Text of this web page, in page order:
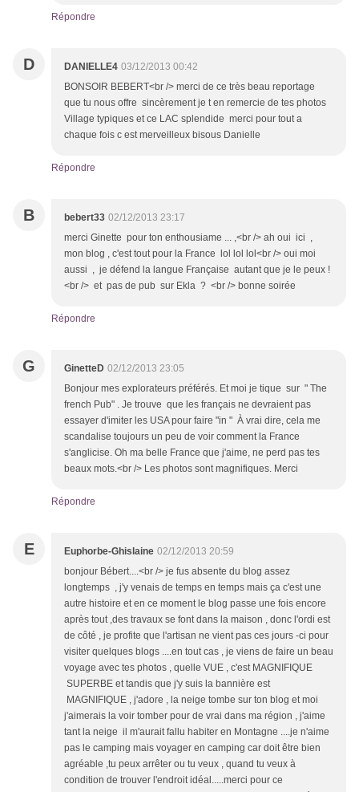
Répondre
D DANIELLE4 03/12/2013 00:42
BONSOIR BEBERT<br /> merci de ce très beau reportage
que tu nous offre sincèrement je t en remercie de tes photos
Village typiques et ce LAC splendide merci pour tout a
chaque fois c est merveilleux bisous Danielle
Répondre
B bebert33 02/12/2013 23:17
merci Ginette pour ton enthousiame ... ,<br /> ah oui ici ,
mon blog , c'est tout pour la France lol lol lol<br /> oui moi
aussi , je défend la langue Française autant que je le peux !
<br /> et pas de pub sur Ekla ? <br /> bonne soirée
Répondre
G GinetteD 02/12/2013 23:05
Bonjour mes explorateurs préférés. Et moi je tique sur " The
french Pub" . Je trouve que les français ne devraient pas
essayer d'imiter les USA pour faire "in " À vrai dire, cela me
scandalise toujours un peu de voir comment la France
s'anglicise. Oh ma belle France que j'aime, ne perd pas tes
beaux mots.<br /> Les photos sont magnifiques. Merci
Répondre
E Euphorbe-Ghislaine 02/12/2013 20:59
bonjour Bébert....<br /> je fus absente du blog assez
longtemps , j'y venais de temps en temps mais ça c'est une
autre histoire et en ce moment le blog passe une fois encore
après tout ,des travaux se font dans la maison , donc l'ordi est
de côté , je profite que l'artisan ne vient pas ces jours -ci pour
visiter quelques blogs ....en tout cas , je viens de faire un beau
voyage avec tes photos , quelle VUE , c'est MAGNIFIQUE
SUPERBE et tandis que j'y suis la bannière est
MAGNIFIQUE , j'adore , la neige tombe sur ton blog et moi
j'aimerais la voir tomber pour de vrai dans ma région , j'aime
tant la neige il m'aurait fallu habiter en Montagne ....je n'aime
pas le camping mais voyager en camping car doit être bien
agréable ,tu peux arrêter ou tu veux , quand tu veux à
condition de trouver l'endroit idéal.....merci pour ce